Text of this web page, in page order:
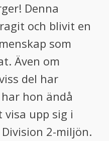
Denna
och blivit en
som
Även om
del har
hon ändå
upp sig i
2-miljön.